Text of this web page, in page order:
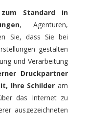
Standard in
, Agenturen,
Sie, dass Sie bei
gestalten
und Verarbeitung
Druckpartner
Ihre Schilder am
das Internet zu
ausgezeichneten